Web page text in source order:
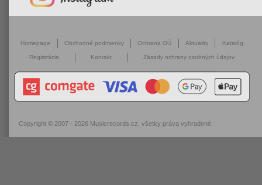
Homepage Obchodné podmienky Ochrana OÚ Aktuality Katalóg
Registrácia Kontakt Zásady ochrany osobných údajov
Copyright © 2007 - 2026 Musicrecords.cz , všetky práva vyhradené.